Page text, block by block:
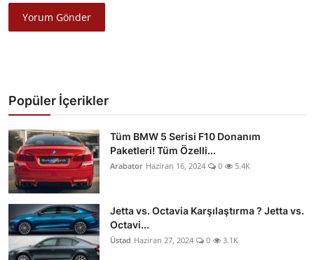
Yorum Gönder
Popüler İçerikler
Tüm BMW 5 Serisi F10 Donanım
Paketleri! Tüm Özelli...
Arabator Haziran 16, 2024 0 5.4K
Jetta vs. Octavia Karşılaştırma ? Jetta vs.
Octavi...
Üstad Haziran 27, 2024 0 3.1K